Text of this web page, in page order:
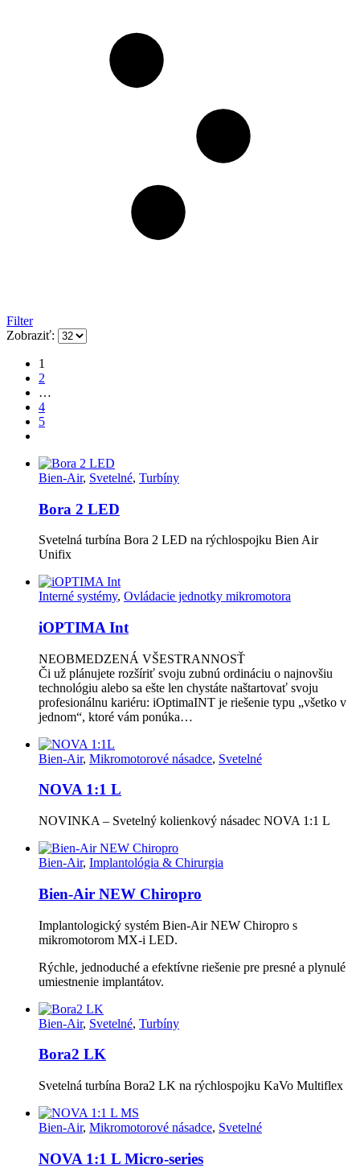
Filter
Zobraziť:
1
2
…
4
5
Bien-Air, Svetelné, Turbíny
Bora 2 LED
Svetelná turbína Bora 2 LED na rýchlospojku Bien Air
Unifix
Interné systémy, Ovládacie jednotky mikromotora
iOPTIMA Int
NEOBMEDZENÁ VŠESTRANNOSŤ
Či už plánujete rozšíriť svoju zubnú ordináciu o najnovšiu
technológiu alebo sa ešte len chystáte naštartovať svoju
profesionálnu kariéru: iOptimaINT je riešenie typu „všetko v
jednom“, ktoré vám ponúka…
Bien-Air, Mikromotorové násadce, Svetelné
NOVA 1:1 L
NOVINKA – Svetelný kolienkový násadec NOVA 1:1 L
Bien-Air, Implantológia & Chirurgia
Bien-Air NEW Chiropro
Implantologický systém Bien-Air NEW Chiropro s
mikromotorom MX-i LED.
Rýchle, jednoduché a efektívne riešenie pre presné a plynulé
umiestnenie implantátov.
Bien-Air, Svetelné, Turbíny
Bora2 LK
Svetelná turbína Bora2 LK na rýchlospojku KaVo Multiflex
Bien-Air, Mikromotorové násadce, Svetelné
NOVA 1:1 L Micro-series